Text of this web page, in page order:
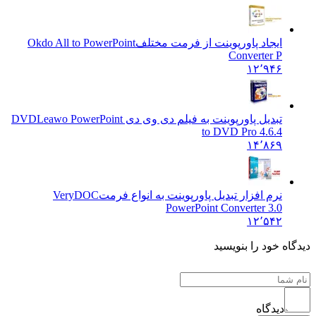
ایجاد پاورپوینت از فرمت مختلفOkdo All to PowerPoint
Converter P
۱۲٬۹۴۶
تبدیل پاورپوینت به فیلم دی وی دی DVD Leawo PowerPoint
to DVD Pro 4.6.4
۱۴٬۸۶۹
نرم افزار تبدیل پاورپوینت به انواع فرمت VeryDOC
PowerPoint Converter 3.0
۱۲٬۵۴۲
خود را بنویسید
دیدگاه